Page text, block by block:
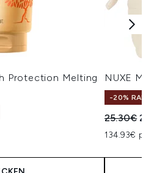
Protection Melting
NUXE
-20%
25.30€
134.93€